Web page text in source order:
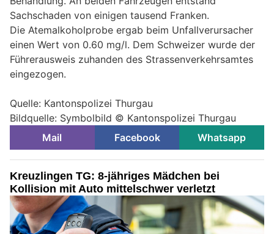
Sachschaden von einigen tausend Franken.
Die Atemalkoholprobe ergab beim Unfallverursacher
einen Wert von 0.60 mg/l. Dem Schweizer wurde der
Führerausweis zuhanden des Strassenverkehrsamtes
eingezogen.
Quelle: Kantonspolizei Thurgau
Bildquelle: Symbolbild © Kantonspolizei Thurgau
Mail
Facebook Whatsapp
Kreuzlingen TG: 8-jähriges Mädchen bei
Kollision mit Auto mittelschwer verletzt